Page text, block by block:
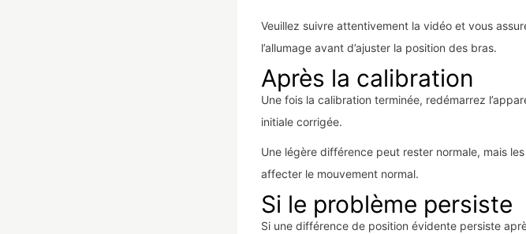
Veuillez suivre attentivement la vidéo et vous
l’allumage avant d’ajuster la position des bras.
Après la calibration
Une fois la calibration terminée, redémarrez
initiale corrigée.
Une légère différence peut rester normale, mais
affecter le mouvement normal.
Si le problème persiste
Si une différence de position évidente persiste